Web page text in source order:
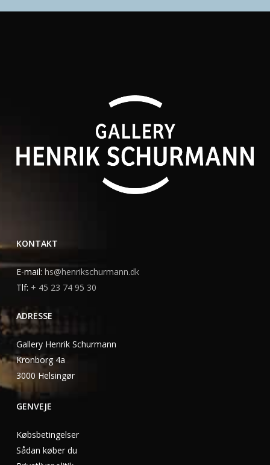
KONTAKT
E-mail: hs@henrikschurmann.dk
Tlf: + 45 23 74 95 30
ADRESSE
Gallery Henrik Schurmann
Kronborg 4a
3000 Helsingør
GENVEJE
Købsbetingelser
Sådan køber du